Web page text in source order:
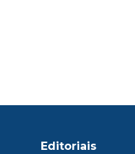
Editoriais